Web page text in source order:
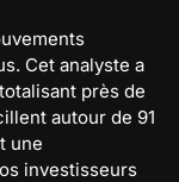
Cet analyste a
près de
autour de 91
une
investisseurs